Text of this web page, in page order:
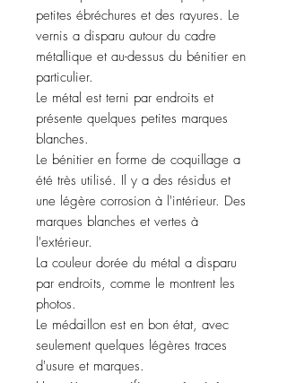
petites ébréchures et des rayures. Le
vernis a disparu autour du cadre
métallique et au-dessus du bénitier en
particulier.
Le métal est terni par endroits et
présente quelques petites marques
blanches.
Le bénitier en forme de coquillage a
été très utilisé. Il y a des résidus et
une légère corrosion à l'intérieur. Des
marques blanches et vertes à
l'extérieur.
La couleur dorée du métal a disparu
par endroits, comme le montrent les
photos.
Le médaillon est en bon état, avec
seulement quelques légères traces
d'usure et marques.